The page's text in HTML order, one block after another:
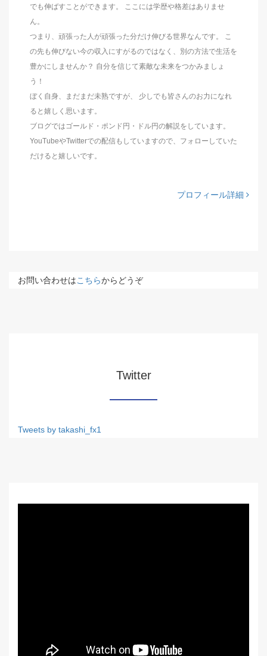
でも伸ばすことができます。 ここには学歴や格差はありませ
ん。
つまり、頑張った人が頑張った分だけ伸びる世界なんです。 こ
の先も伸びない今の収入にすがるのではなく、別の方法で生活を
豊かにしませんか？ 自分を信じて素敵な未来をつかみましょ
う！
ぼく自身、まだまだ未熟ですが、 少しでも皆さんのお力になれ
ると嬉しく思います。
ブログではゴールド・ポンド円・ドル円の解説をしています。
YouTubeやTwitterでの配信もしていますので、フォローしていた
だけると嬉しいです。
プロフィール詳細
お問い合わせはこちらからどうぞ
Twitter
Tweets by takashi_fx1